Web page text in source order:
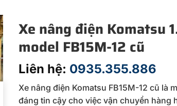
Xe nâng điện Komatsu
model FB15M-12 cũ
Liên hệ: 0935.355.886
Xe nâng điện Komatsu FB15M-12 cũ là
đáng tin cậy cho việc vận chuyển hàng